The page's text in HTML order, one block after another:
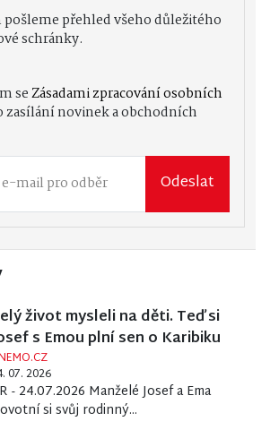
pošleme přehled všeho důležitého
schránky.
seZásadami zpracování osobních
zasílání novinek a obchodních
Odeslat
život mysleli na děti. Teď si
s Emou plní sen o Karibiku
07. 2026
- 24.07.2026 Manželé Josef a Ema
si svůj rodinný...